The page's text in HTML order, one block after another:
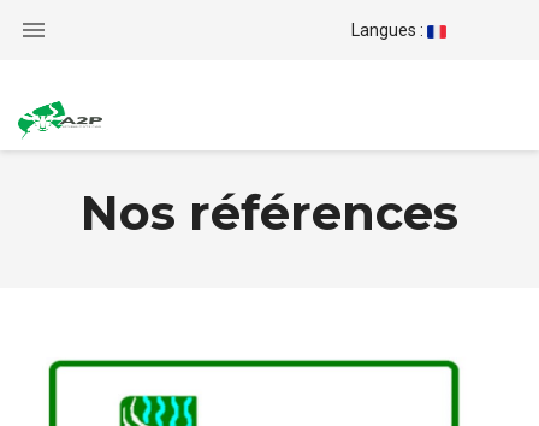
 Langues :
Nos références